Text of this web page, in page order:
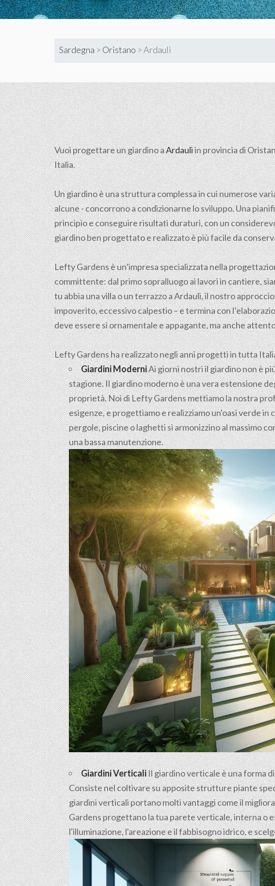
Sardegna > Oristano >Ardauli
Vuoi progettare un giardino aArdauliin provincia di
Italia.
Un giardino è una struttura complessa in cui numerose
alcune - concorrono a condizionarne lo sviluppo. Una
principio e conseguire risultati duraturi, con un
giardino ben progettato e realizzato è più facile da
Lefty Gardens è un’impresa specializzata nella
committente: dal primo sopralluogo ai lavori in cantiere,
tu abbia una villa o un terrazzo a Ardauli, il nostro
impoverito, eccessivo calpestio – e termina con
deve essere sì ornamentale e appagante, ma anche
Lefty Gardens ha realizzato negli anni progetti in tutta
Giardini ModerniAi giorni nostri il giardino non è
stagione. Il giardino moderno è una vera estensione
proprietà. Noi di Lefty Gardens mettiamo la nostra
esigenze, e progettiamo e realizziamo un'oasi verde
pergole, piscine o laghetti si armonizzino al massimo
una bassa manutenzione.
Giardini VerticaliIl giardino verticale è una forma
Consiste nel coltivare su apposite strutture piante
giardini verticali portano molti vantaggi come il
Gardens progettano la tua parete verticale, interna o
l'illuminazione, l'areazione e il fabbisogno idrico, e